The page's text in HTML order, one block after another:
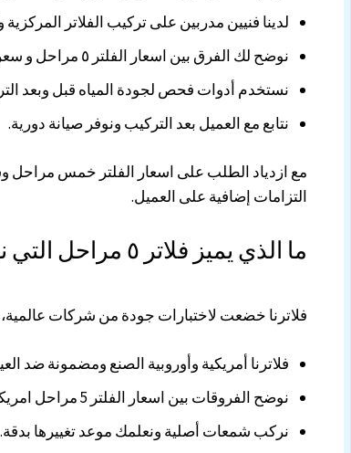
لدينا فنيين مدربين على تركيب الفلاتر المركزية
نوضح لك الفرق بين اسعار الفلتر ٥ مراحل و سعر الفلتر ٧ مراحل لتختار الأنسب.
نستخدم أدوات فحص لجودة المياه قبل وبعد
نتابع مع العميل بعد التركيب ونوفر صيانة دورية.
التزامات إضافية على العميل.
ما الذي يميز فلاتر ٥ مراحل التي نوفرها مقارنةً بغيرها في السوق؟
فلاترنا خضعت لاختبارات جودة من شركات
فلاترنا أمريكية وأوروبية الصنع ومضمونة ضد
نوضح الفروقات بين اسعار الفلتر 5 مراحل امريكي واسعار شمعات الفلتر 5 مراحل فريش.
نركب شمعات أصلية ونعلمك موعد تغييرها بدقة.